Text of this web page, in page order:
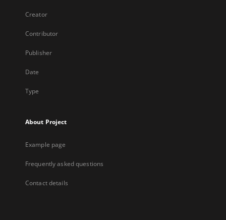
Creator
Contributor
Publisher
Date
Type
About Project
Example page
Frequently asked questions
Contact details